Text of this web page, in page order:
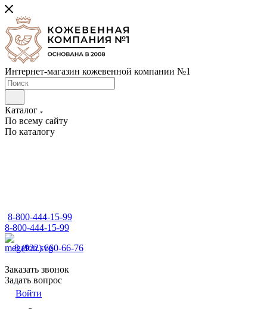
Интернет-магазин кожевенной компании №1
Каталог
По всему сайту
По каталогу
8-800-444-15-99
8-800-444-15-99
8 (922) 660-66-76
Заказать звонок
Задать вопрос
Войти